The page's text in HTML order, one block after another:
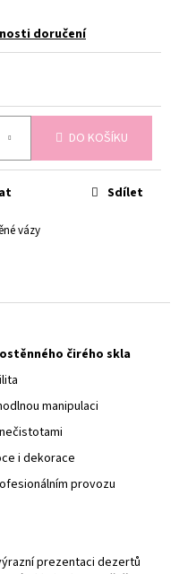
doručení
DO KOŠÍKU
vázy
Sdílet
čirého skla
manipulaci
i dekorace
provozu
prezentaci dezertů